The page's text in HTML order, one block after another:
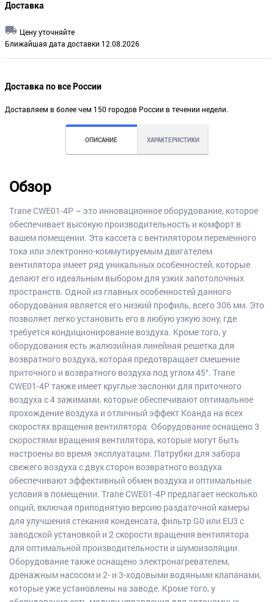
Доставка
Цену уточняйте
Ближайшая дата доставки 12.08.2026
Доставка по все России
Доставляем в более чем 150 городов России в течении недели.
ОПИСАНИЕ ХАРАКТЕРИСТИКИ
Обзор
Trane CWE01-4P – это инновационное оборудование, которое
обеспечивает высокую производительность и комфорт в
вашем помещении. Эта кассета с вентилятором переменного
тока или электронно-коммутируемым двигателем
вентилятора имеет ряд уникальных особенностей, которые
делают его идеальным выбором для узких запотолочных
пространств. Одной из главных особенностей данного
оборудования является его низкий профиль, всего 306 мм. Это
позволяет легко установить его в любую узкую зону, где
требуется кондиционирование воздуха. Кроме того, у
оборудования есть жалюзийная линейная решетка для
возвратного воздуха, которая предотвращает смешение
приточного и возвратного воздуха под углом 45°. Trane
CWE01-4P также имеет круглые заслонки для приточного
воздуха с 4 зажимами, которые обеспечивают оптимальное
прохождение воздуха и отличный эффект Коанда на всех
скоростях вращения вентилятора. Оборудование оснащено 3
скоростями вращения вентилятора, которые могут быть
настроены во время эксплуатации. Патрубки для забора
свежего воздуха с двух сторон возвратного воздуха
обеспечивают эффективный обмен воздуха и оптимальные
условия в помещении. Trane CWE01-4P предлагает несколько
опций, включая приподнятую версию раздаточной камеры
для улучшения стекания конденсата, фильтр G0 или EU3 с
заводской установкой и 2 скорости вращения вентилятора
для оптимальной производительности и шумоизоляции.
Оборудование также оснащено электронагревателем,
дренажным насосом и 2- и 3-ходовыми водяными клапанами,
которые уже установлены на заводе. Кроме того, у